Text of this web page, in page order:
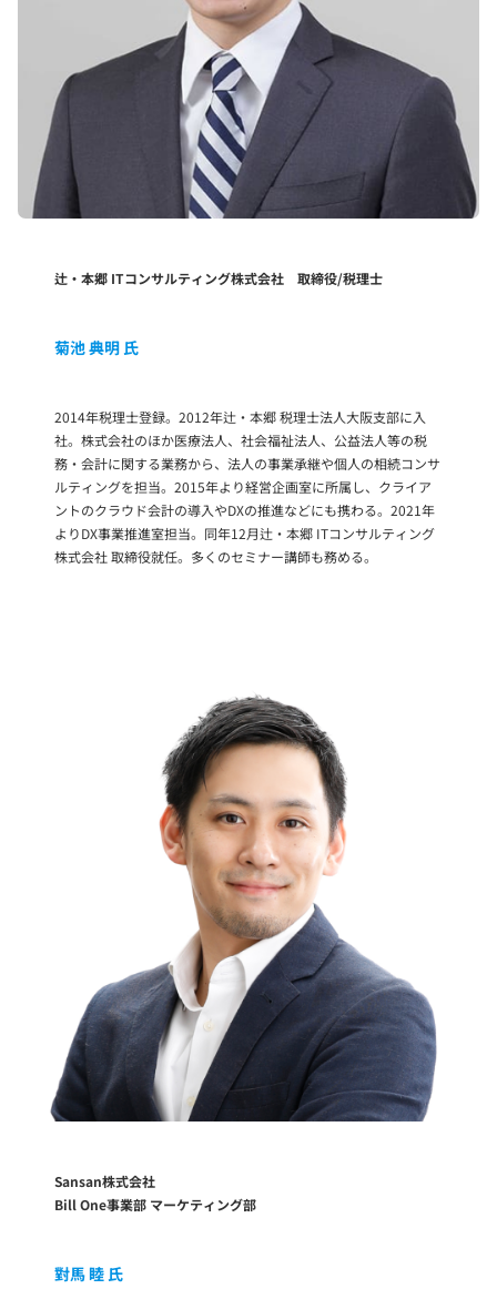
辻・本郷 ITコンサルティング株式会社 取締役/税理士
菊池 典明 氏
2014年税理士登録。2012年辻・本郷 税理士法人大阪支部に入
社。株式会社のほか医療法人、社会福祉法人、公益法人等の税
務・会計に関する業務から、法人の事業承継や個人の相続コンサ
ルティングを担当。2015年より経営企画室に所属し、クライア
ントのクラウド会計の導入やDXの推進などにも携わる。2021年
よりDX事業推進室担当。同年12月辻・本郷 ITコンサルティング
株式会社 取締役就任。多くのセミナー講師も務める。
Sansan株式会社
Bill One事業部 マーケティング部
對馬 睦 氏